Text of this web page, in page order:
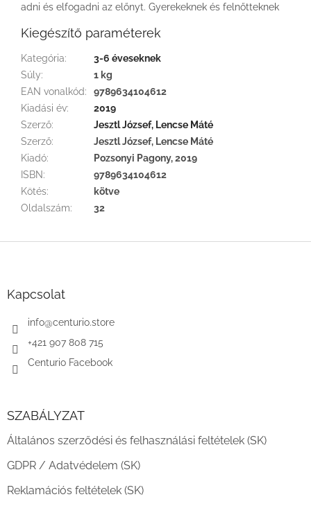
adni és elfogadni az előnyt. Gyerekeknek és felnőtteknek
Kiegészítő paraméterek
Kategória:
3-6 éveseknek
Súly:
1 kg
EAN vonalkód:
9789634104612
Kiadási év:
2019
Szerző:
Jesztl József, Lencse Máté
Szerző:
Jesztl József, Lencse Máté
Kiadó:
Pozsonyi Pagony, 2019
ISBN:
9789634104612
Kötés:
kötve
Oldalszám: 32
Kapcsolat
info@centurio.store
+421 907 808 715
Centurio Facebook
SZABÁLYZAT
Általános szerződési és felhasználási feltételek (SK)
GDPR / Adatvédelem (SK)
Reklamációs feltételek (SK)